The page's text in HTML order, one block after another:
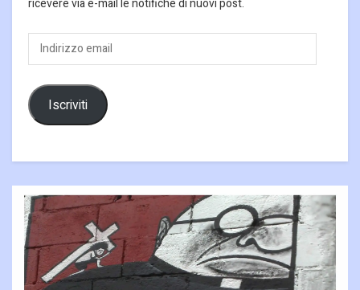
ricevere via e-mail le notifiche di nuovi post.
Indirizzo
email
Iscriviti